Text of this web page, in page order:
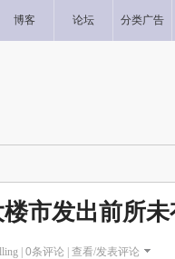
博客 论坛 分类广告
市发出前所
| 0条评论 | 查看/发表评论